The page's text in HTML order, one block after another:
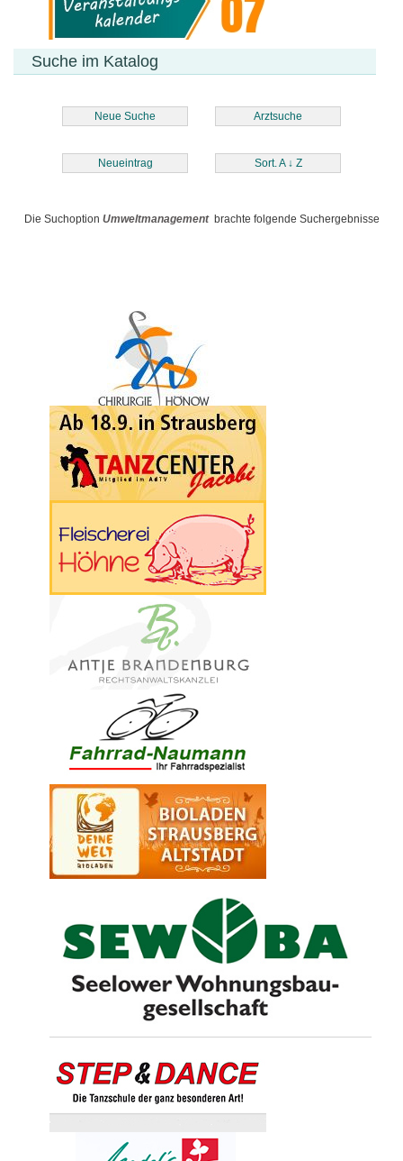
Suche im Katalog
Neue Suche Arztsuche
Neueintrag Sort. A ↓ Z
Die Suchoption Umweltmanagementbrachte folgende Suchergebnisse